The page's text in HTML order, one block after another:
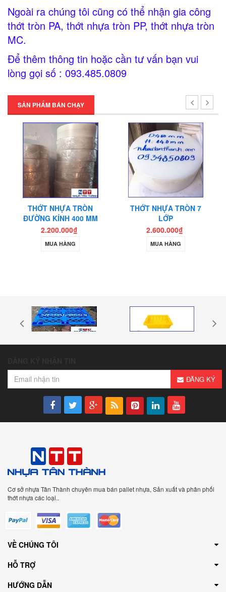
Ngoài ra chúng tôi cũng có thể nhận gia công
thớt tròn PA, thớt nhựa tròn PP, thớt nhựa tròn
MC.
Để thêm thông tin hoặc cần tư vấn bạn vui
lòng gọi số : 093.485.0809
SẢN PHẨM BÁN CHẠY
THỚT NHỰA TRÒN
ĐƯỜNG KÍNH 400 MM
2.200.000₫
MUA HÀNG
THỚT NHỰA TRÒN 7
LỚP
2.600.000₫
MUA HÀNG
ĐĂNG KÝ
Cơ sở nhựa Tân Thành chuyên mua bán pallet nhựa, Sản xuất và phân phối
thớt nhựa các loại..
VỀ CHÚNG TÔI
HỖ TRỢ
HƯỚNG DẪN